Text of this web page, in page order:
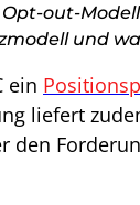
out-
und
ein
liefert
den